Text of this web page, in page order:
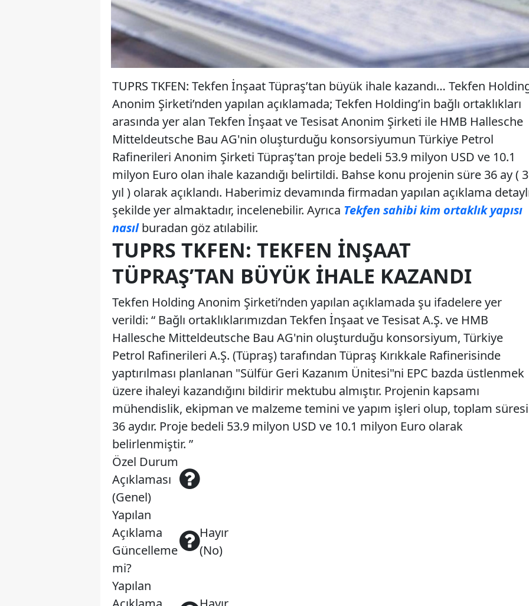
TUPRS TKFEN: Tekfen İnşaat Tüpraş’tan büyük ihale kazandı… Tekfen
Anonim Şirketi’nden yapılan açıklamada; Tekfen Holding’in bağlı ortaklıkları
arasında yer alan Tekfen İnşaat ve Tesisat Anonim Şirketi ile HMB Hallesche
Mitteldeutsche Bau AG'nin oluşturduğu konsorsiyumun Türkiye Petrol
Rafinerileri Anonim Şirketi Tüpraş’tan proje bedeli 53.9 milyon USD ve 10.1
milyon Euro olan ihale kazandığı belirtildi. Bahse konu projenin süre 36 ay ( 3
yıl ) olarak açıklandı. Haberimiz devamında firmadan yapılan açıklama
şekilde yer almaktadır, incelenebilir. Ayrıca Tekfen sahibi kim ortaklık yapısı
nasılburadan göz atılabilir.
TUPRS TKFEN: TEKFEN İNŞAAT
TÜPRAŞ’TAN BÜYÜK İHALE KAZANDI
Tekfen Holding Anonim Şirketi’nden yapılan açıklamada şu ifadelere yer
verildi: “ Bağlı ortaklıklarımızdan Tekfen İnşaat ve Tesisat A.Ş. ve HMB
Hallesche Mitteldeutsche Bau AG'nin oluşturduğu konsorsiyum, Türkiye
Petrol Rafinerileri A.Ş. (Tüpraş) tarafından Tüpraş Kırıkkale Rafinerisinde
yaptırılması planlanan "Sülfür Geri Kazanım Ünitesi"ni EPC bazda üstlenmek
üzere ihaleyi kazandığını bildirir mektubu almıştır. Projenin kapsamı
mühendislik, ekipman ve malzeme temini ve yapım işleri olup, toplam süresi
36 aydır. Proje bedeli 53.9 milyon USD ve 10.1 milyon Euro olarak
belirlenmiştir. ”
Özel Durum
Açıklaması
(Genel)
Yapılan
Açıklama
Güncelleme
mi?
Hayır
(No)
Yapılan